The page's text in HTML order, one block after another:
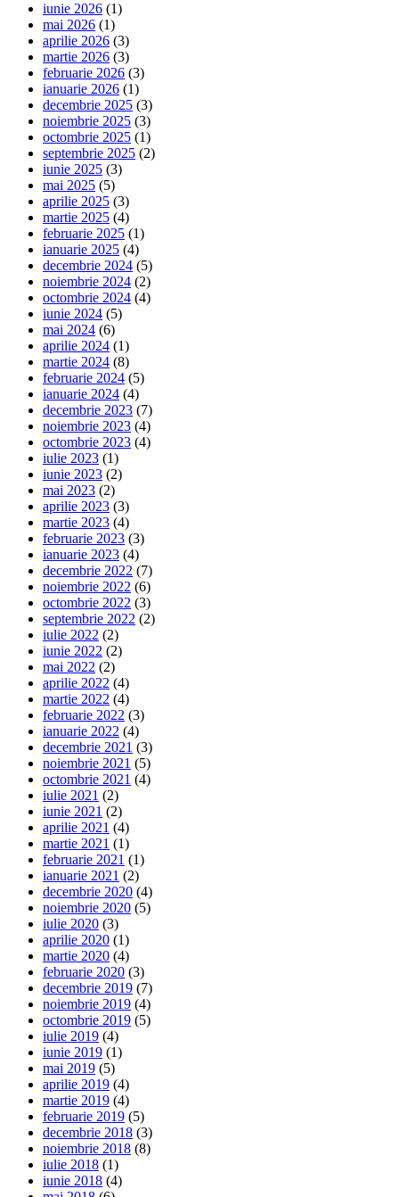
iunie 2026 (1)
mai 2026 (1)
aprilie 2026 (3)
martie 2026 (3)
februarie 2026 (3)
ianuarie 2026 (1)
decembrie 2025 (3)
noiembrie 2025 (3)
octombrie 2025 (1)
septembrie 2025 (2)
iunie 2025 (3)
mai 2025 (5)
aprilie 2025 (3)
martie 2025 (4)
februarie 2025 (1)
ianuarie 2025 (4)
decembrie 2024 (5)
noiembrie 2024 (2)
octombrie 2024 (4)
iunie 2024 (5)
mai 2024 (6)
aprilie 2024 (1)
martie 2024 (8)
februarie 2024 (5)
ianuarie 2024 (4)
decembrie 2023 (7)
noiembrie 2023 (4)
octombrie 2023 (4)
iulie 2023 (1)
iunie 2023 (2)
mai 2023 (2)
aprilie 2023 (3)
martie 2023 (4)
februarie 2023 (3)
ianuarie 2023 (4)
decembrie 2022 (7)
noiembrie 2022 (6)
octombrie 2022 (3)
septembrie 2022 (2)
iulie 2022 (2)
iunie 2022 (2)
mai 2022 (2)
aprilie 2022 (4)
martie 2022 (4)
februarie 2022 (3)
ianuarie 2022 (4)
decembrie 2021 (3)
noiembrie 2021 (5)
octombrie 2021 (4)
iulie 2021 (2)
iunie 2021 (2)
aprilie 2021 (4)
martie 2021 (1)
februarie 2021 (1)
ianuarie 2021 (2)
decembrie 2020 (4)
noiembrie 2020 (5)
iulie 2020 (3)
aprilie 2020 (1)
martie 2020 (4)
februarie 2020 (3)
decembrie 2019 (7)
noiembrie 2019 (4)
octombrie 2019 (5)
iulie 2019 (4)
iunie 2019 (1)
mai 2019 (5)
aprilie 2019 (4)
martie 2019 (4)
februarie 2019 (5)
decembrie 2018 (3)
noiembrie 2018 (8)
iulie 2018 (1)
iunie 2018 (4)